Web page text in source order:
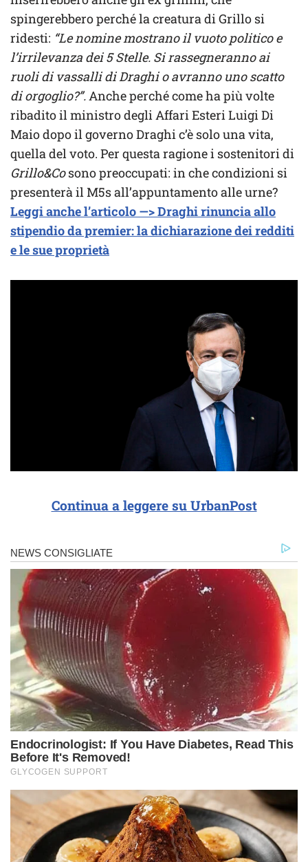
spingerebbero perché la creatura di Grillo si
ridesti: “Le nomine mostrano il vuoto politico e
l’irrilevanza dei 5 Stelle. Si rassegneranno ai
ruoli di vassalli di Draghi o avranno uno scatto
di orgoglio?”. Anche perché come ha più volte
ribadito il ministro degli Affari Esteri Luigi Di
Maio dopo il governo Draghi c’è solo una vita,
quella del voto. Per questa ragione i sostenitori di
Grillo&Cosono preoccupati: in che condizioni si
presenterà il M5s all’appuntamento alle urne?
Leggi anche l’articolo —> Draghi rinuncia allo
stipendio da premier: la dichiarazione dei redditi
e le sue proprietà
Continua a leggere su UrbanPost